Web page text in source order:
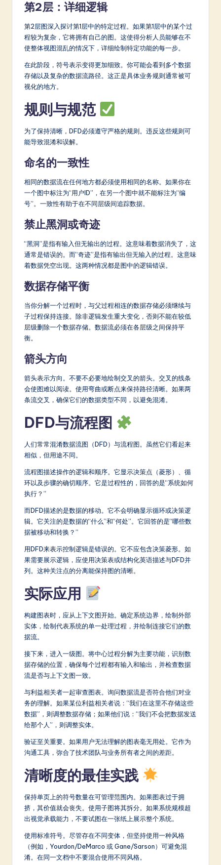
第2层：详细逻辑
第2层图深入探讨第1层中的特定过程。如果第1层中的某个过
程较为复杂，它将拥有自己的图。这使得分析人员能够在不
使整体视图混乱的情况下，详细绘制特定功能的每一步。
在此阶段，符号表示变得更加细致。你可能会看到多个数据
存储以及复杂的数据流路径。这正是具体业务规则通常被可
视化的地方。
规则与规范
为了保持清晰，DFD必须遵守严格的规则。违反这些规则可
能导致混淆和误解。
命名的一致性
相同的数据流在任何地方都必须使用相同的名称。如果你在
一个图中标注为“用户ID”，在另一个图中就不能标注为“编
号”。一致性有助于在不同层级间追踪数据。
禁止黑洞或奇迹
“黑洞”是指有输入但无输出的过程。这意味着数据消失了，这
通常是错误的。而“奇迹”是指有输出但无输入的过程。这意味
着数据凭空出现。这两种情况都是图中的逻辑错误。
数据存储平衡
当你分解一个过程时，与父过程相连的数据存储必须继续与
子过程保持连接。除非逻辑发生重大变化，否则不能在较低
层级删除一个数据存储。数据流必须在各层级之间保持平
衡。
箭头方向
箭头表示方向。不要不必要地绘制交叉的箭头。交叉的线条
会使图难以阅读。使用弯曲或断点来保持路径清晰。如果两
条流交叉，确保它们的数据类型不同，以避免混淆。
DFD与流程图
人们常常混淆数据流图（DFD）与流程图。虽然它们看起来
相似，但用途不同。
流程图描述操作的逻辑和顺序。它显示决策点（菱形）、循
环以及步骤的确切顺序。它是过程性的，回答的是“系统如何
执行？”
而DFD描述的是数据的移动。它不会明确显示循环或决策逻
辑。它关注的是数据的“什么”和“何处”。它回答的是“哪些数
据被移动和转换？”
用DFD来表示控制逻辑是错误的。它不应包含决策菱形。如
果需要展示逻辑，应使用决策表或结构化英语描述与DFD并
列。这种关注点的分离能保持图的清晰。
实际应用
构建图表时，应从上下文图开始。确定系统边界，绘制外部
实体，绘制代表系统的单一处理过程，并绘制连接它们的数
据流。
接下来，进入一级图。将中心过程分解为主要功能，识别数
据存储的位置，确保每个过程都有输入和输出，并检查数据
流是否与上下文图一致。
与利益相关者一起审查图表。询问数据流是否符合他们对业
务的理解。如果某位利益相关者说：“我们在这里不存储这些
数据”，则调整数据存储；如果他们说：“我们不会把数据发送
给那个人”，则调整实体。
验证至关重要。如果用户无法理解的图表毫无用处。它作为
沟通工具，弥合了技术团队与业务所有者之间的差距。
清晰度的最佳实践
保持单页上的符号数量在可管理范围内。如果图表过于拥
挤，其价值就会丧失。使用子图将其拆分。如果系统规模超
出视觉承载能力，不要试图在一张纸上展示整个系统。
使用标准符号。尽管存在不同变体，但坚持使用一种风格
（例如，Yourdon/DeMarco 或 Gane/Sarson）可避免混
淆。在同一文档中不要混合使用不同风格。